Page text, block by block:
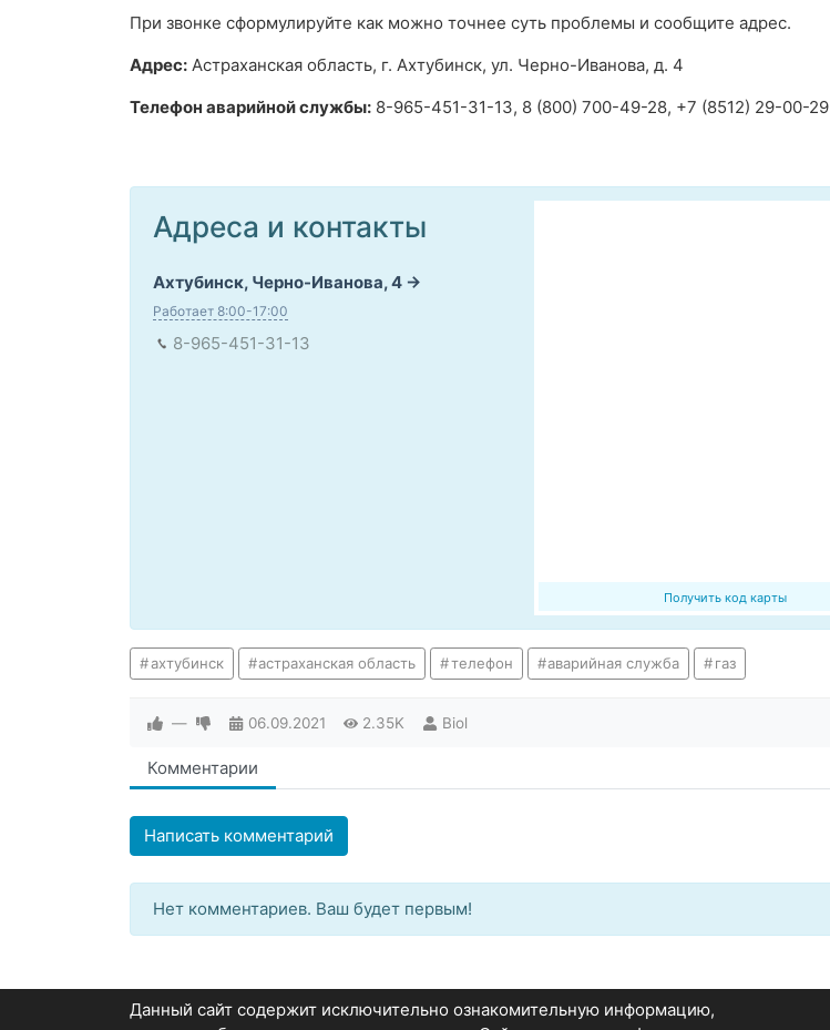
При звонке сформулируйте как можно точнее суть проблемы и сообщите адрес.
Адрес: Астраханская область, г. Ахтубинск, ул. Черно-Иванова, д. 4
Телефон аварийной службы: 8-965-451-31-13, 8 (800) 700-49-28, +7 (8512) 29-00-29
Получить код карты
Адреса и контакты
Ахтубинск, Черно-Иванова, 4
Работает 8:00-17:00
8-965-451-31-13
ахтубинск астраханская область телефон аварийная служба газ
— 06.09.2021 2.35K Biol
Комментарии
Написать комментарий
Нет комментариев. Ваш будет первым!
Данный сайт содержит исключительно ознакомительную информацию,